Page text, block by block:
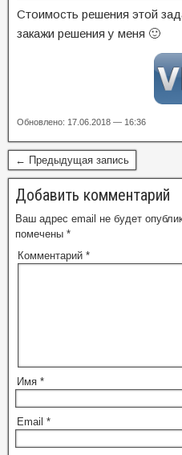
Стоимость решения этой
закажи решения у меня 🙂
Обновлено: 17.06.2018 — 16:36
← Предыдущая запись
Добавить комментарий
Ваш адрес email не будет
помечены *
Комментарий *
Имя *
Email *